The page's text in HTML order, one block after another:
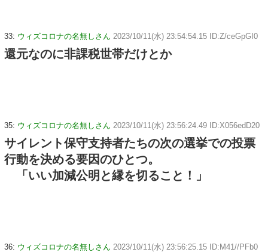
33: ウィズコロナの名無しさん 2023/10/11(水) 23:54:54.15 ID:Z/ceGpGI0
還元なのに非課税世帯だけとか
35: ウィズコロナの名無しさん 2023/10/11(水) 23:56:24.49 ID:X056edD20
サイレント保守支持者たちの次の選挙での投票
行動を決める要因のひとつ。
「いい加減公明と縁を切ること！」
36: ウィズコロナの名無しさん 2023/10/11(水) 23:56:25.15 ID:M41//PFb0